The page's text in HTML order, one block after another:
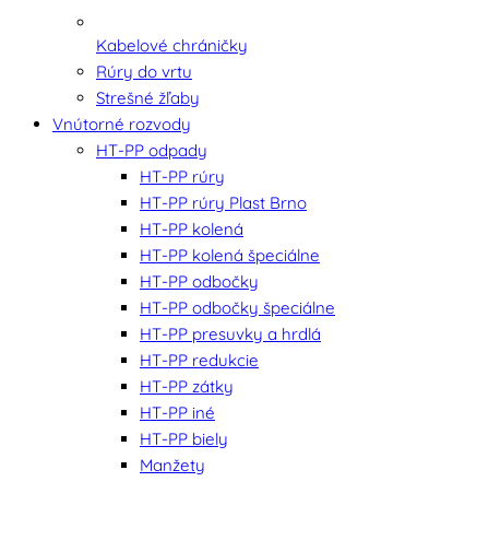
Kabelové chráničky
Rúry do vrtu
Strešné žľaby
Vnútorné rozvody
HT-PP odpady
HT-PP rúry
HT-PP rúry Plast Brno
HT-PP kolená
HT-PP kolená špeciálne
HT-PP odbočky
HT-PP odbočky špeciálne
HT-PP presuvky a hrdlá
HT-PP redukcie
HT-PP zátky
HT-PP iné
HT-PP biely
Manžety